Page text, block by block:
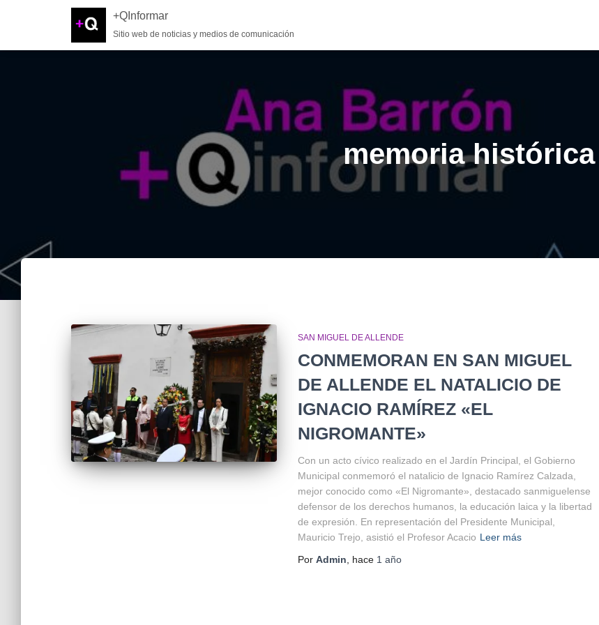
+QInformar
Sitio web de noticias y medios de comunicación
memoria histórica
SAN MIGUEL DE ALLENDE
CONMEMORAN EN SAN MIGUEL
DE ALLENDE EL NATALICIO DE
IGNACIO RAMÍREZ «EL
NIGROMANTE»
Con un acto cívico realizado en el Jardín Principal, el Gobierno
Municipal conmemoró el natalicio de Ignacio Ramírez Calzada,
mejor conocido como «El Nigromante», destacado sanmiguelense
defensor de los derechos humanos, la educación laica y la libertad
de expresión. En representación del Presidente Municipal,
Mauricio Trejo, asistió el Profesor Acacio Leer más
Por Admin , hace 1 año